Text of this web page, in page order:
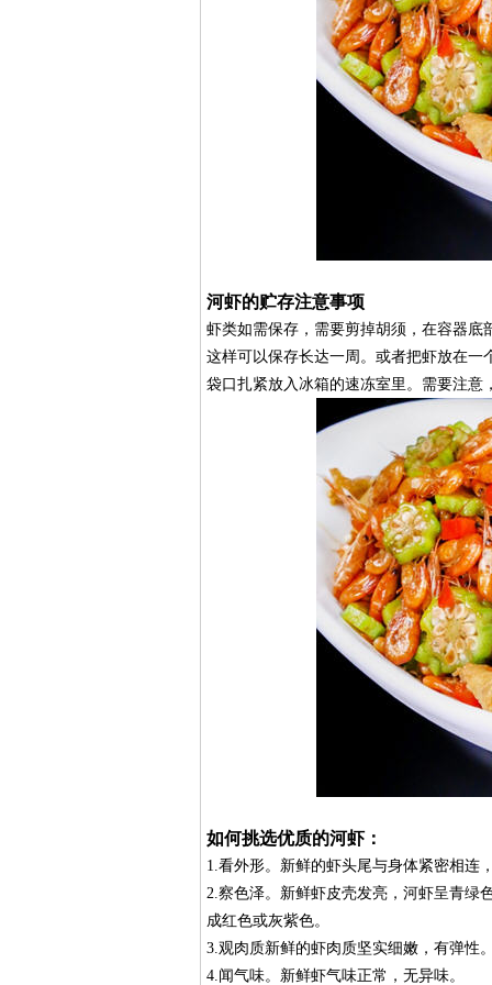
河虾的贮存注意事项
虾类如需保存，需要剪掉胡须，在容器
这样可以保存长达一周。或者把虾放在
袋口扎紧放入冰箱的速冻室里。需要注
如何挑选优质的河虾：
1.看外形。新鲜的虾头尾与身体紧密相连
2.察色泽。新鲜虾皮壳发亮，河虾呈青绿
成红色或灰紫色。
3.观肉质新鲜的虾肉质坚实细嫩，有弹性
4.闻气味。新鲜虾气味正常，无异味。